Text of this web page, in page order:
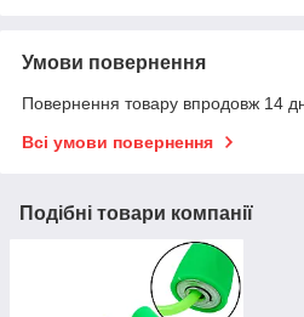
Умови повернення
Повернення товару впродовж 14
Всі умови повернення
Подібні товари компанії